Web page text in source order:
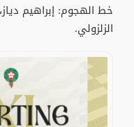
خط الهجوم: إبراهيم
الزلزولي.